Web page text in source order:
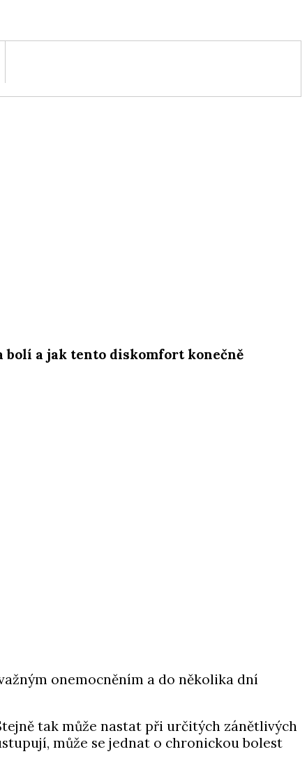
bolí a jak tento diskomfort konečně
onemocněním a do několika dní
tak může nastat při určitých zánětlivých
může se jednat o chronickou bolest